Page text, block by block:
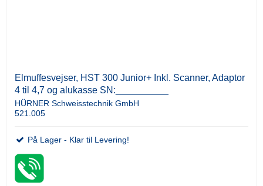
Elmuffesvejser, HST 300 Junior+ Inkl. Scanner, Adaptor
4 til 4,7 og alukasse SN:__________
HÜRNER Schweisstechnik GmbH
521.005
På Lager - Klar til Levering!